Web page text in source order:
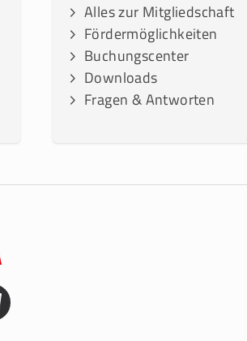
Alles zur Mitgliedschaft
Fördermöglichkeiten
Buchungscenter
Downloads
Fragen & Antworten